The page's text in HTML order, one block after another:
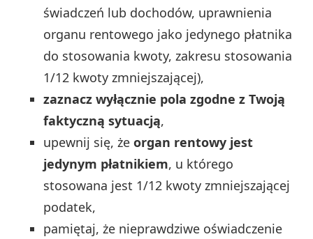
świadczeń lub dochodów, uprawnienia
organu rentowego jako jedynego płatnika
do stosowania kwoty, zakresu stosowania
1/12 kwoty zmniejszającej),
zaznacz wyłącznie pola zgodne z Twoją
faktyczną sytuacją,
upewnij się, żeorgan rentowy jest
jedynym płatnikiem, u którego
stosowana jest 1/12 kwoty zmniejszającej
podatek,
pamiętaj, że nieprawdziwe oświadczenie